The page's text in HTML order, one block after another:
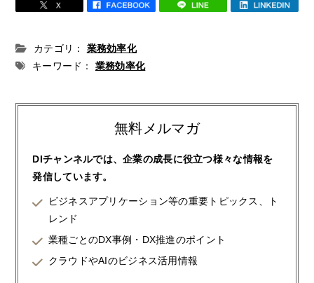
カテゴリ：
業務効率化
キーワード：
業務効率化
無料メルマガ
DIチャンネルでは、企業の成長に役立つ様々な情報を
発信しています。
ビジネスアプリケーション等の重要トピックス、ト
レンド
業種ごとのDX事例・DX推進のポイント
クラウドやAIのビジネス活用情報